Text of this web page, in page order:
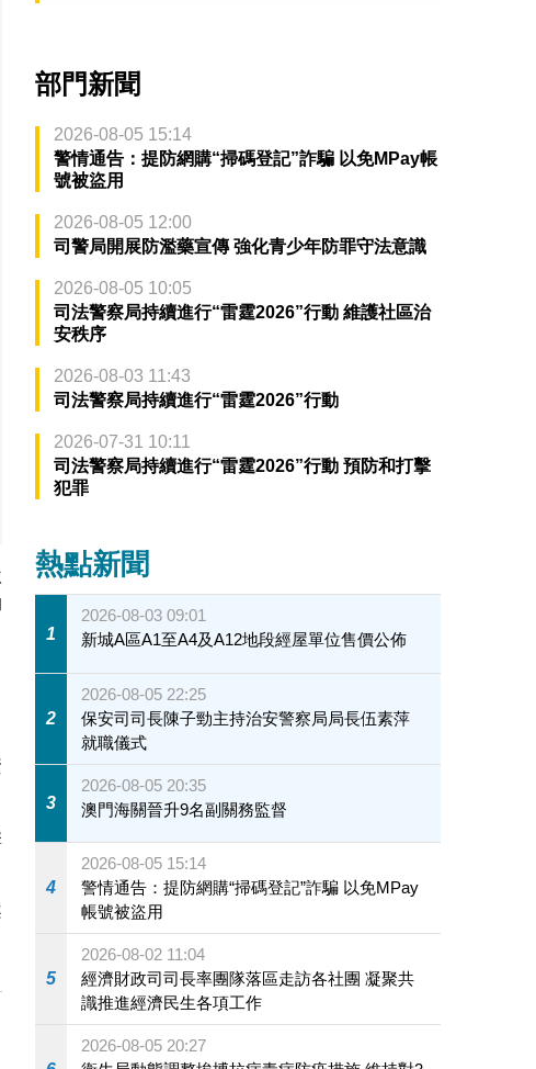
部門新聞
2026-08-05 15:14
警情通告：提防網購“掃碼登記”詐騙 以免MPay帳
號被盜用
2026-08-05 12:00
司警局開展防濫藥宣傳 強化青少年防罪守法意識
2026-08-05 10:05
司法警察局持續進行“雷霆2026”行動 維護社區治
安秩序
2026-08-03 11:43
司法警察局持續進行“雷霆2026”行動
2026-07-31 10:11
司法警察局持續進行“雷霆2026”行動 預防和打擊
犯罪
熱點新聞
1
2026-08-03 09:01
新城A區A1至A4及A12地段經屋單位售價公佈
2
2026-08-05 22:25
保安司司長陳子勁主持治安警察局局長伍素萍
就職儀式
3
2026-08-05 20:35
澳門海關晉升9名副關務監督
4
2026-08-05 15:14
警情通告：提防網購“掃碼登記”詐騙 以免MPay
帳號被盜用
5
2026-08-02 11:04
經濟財政司司長率團隊落區走訪各社團 凝聚共
識推進經濟民生各項工作
2026-08-05 20:27